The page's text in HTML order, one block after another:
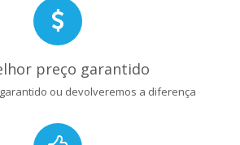
preço garantido
ou devolveremos a diferença